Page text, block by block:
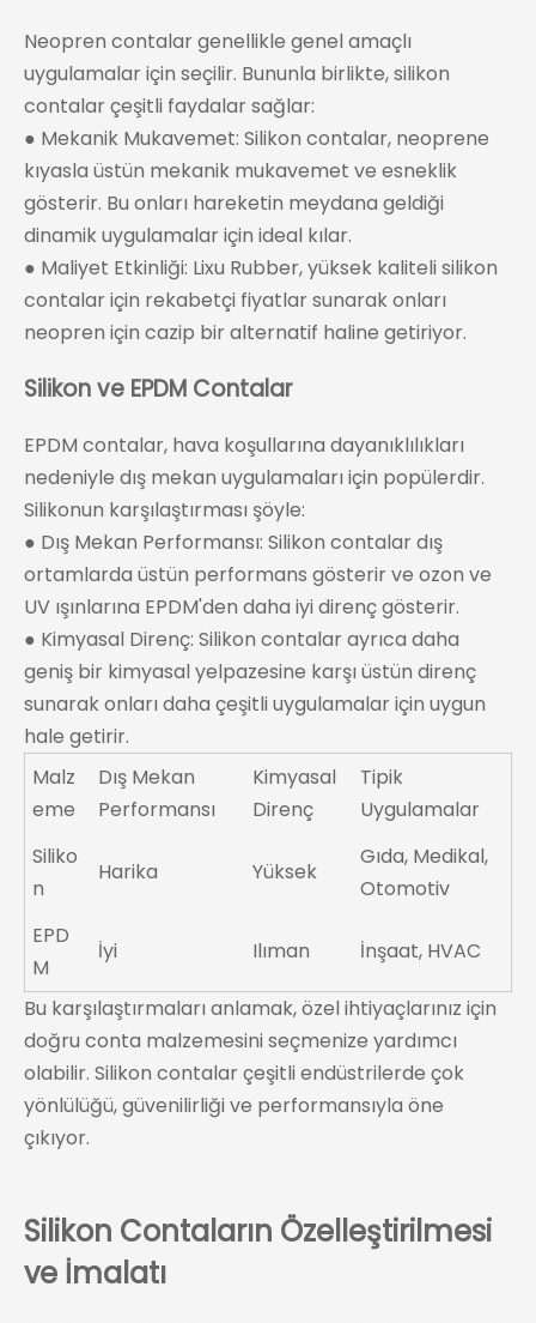
Neopren contalar genellikle genel amaçlı
uygulamalar için seçilir. Bununla birlikte, silikon
contalar çeşitli faydalar sağlar:
● Mekanik Mukavemet: Silikon contalar, neoprene
kıyasla üstün mekanik mukavemet ve esneklik
gösterir. Bu onları hareketin meydana geldiği
dinamik uygulamalar için ideal kılar.
● Maliyet Etkinliği: Lixu Rubber, yüksek kaliteli silikon
contalar için rekabetçi fiyatlar sunarak onları
neopren için cazip bir alternatif haline getiriyor.
Silikon ve EPDM Contalar
EPDM contalar, hava koşullarına dayanıklılıkları
nedeniyle dış mekan uygulamaları için popülerdir.
Silikonun karşılaştırması şöyle:
● Dış Mekan Performansı: Silikon contalar dış
ortamlarda üstün performans gösterir ve ozon ve
UV ışınlarına EPDM'den daha iyi direnç gösterir.
● Kimyasal Direnç: Silikon contalar ayrıca daha
geniş bir kimyasal yelpazesine karşı üstün direnç
sunarak onları daha çeşitli uygulamalar için uygun
hale getirir.
Malz
eme
Dış Mekan
Performansı
Kimyasal
Direnç
Tipik
Uygulamalar
Siliko
n
Harika Yüksek
Gıda, Medikal,
Otomotiv
EPD
M
İyi Ilıman İnşaat, HVAC
Bu karşılaştırmaları anlamak, özel ihtiyaçlarınız için
doğru conta malzemesini seçmenize yardımcı
olabilir. Silikon contalar çeşitli endüstrilerde çok
yönlülüğü, güvenilirliği ve performansıyla öne
çıkıyor.
Silikon Contaların Özelleştirilmesi
ve İmalatı